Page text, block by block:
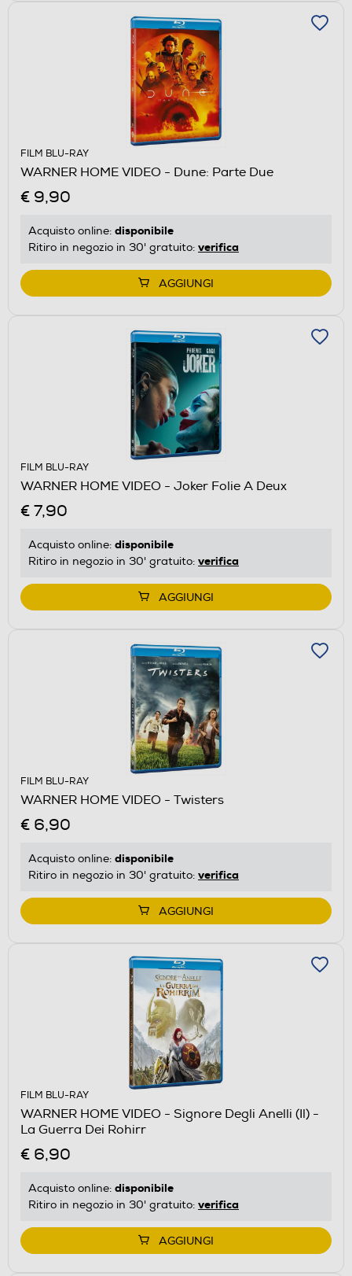
FILM BLU-RAY
WARNER HOME VIDEO - Dune: Parte Due
€ 9,90
Acquisto online: disponibile
Ritiro in negozio in 30' gratuito: verifica
AGGIUNGI
FILM BLU-RAY
WARNER HOME VIDEO - Joker Folie A Deux
€ 7,90
Acquisto online: disponibile
Ritiro in negozio in 30' gratuito: verifica
AGGIUNGI
FILM BLU-RAY
WARNER HOME VIDEO - Twisters
€ 6,90
Acquisto online: disponibile
Ritiro in negozio in 30' gratuito: verifica
AGGIUNGI
FILM BLU-RAY
WARNER HOME VIDEO - Signore Degli Anelli (Il) -
La Guerra Dei Rohirr
€ 6,90
Acquisto online: disponibile
Ritiro in negozio in 30' gratuito: verifica
AGGIUNGI